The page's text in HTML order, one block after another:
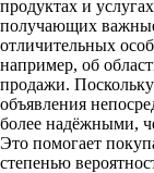
продуктах и
получающих
отличительных
например, об
продажи.
объявления
более надёжными,
Это помогает
степенью